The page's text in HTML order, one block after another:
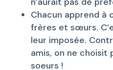
Chacun apprend à
frères et sœurs.
leur imposée.
amis, on ne choisit
soeurs !